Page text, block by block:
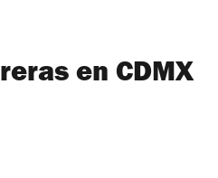
en CDMX